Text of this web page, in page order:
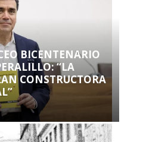
BICENTENARIO
“LA
CONSTRUCTORA